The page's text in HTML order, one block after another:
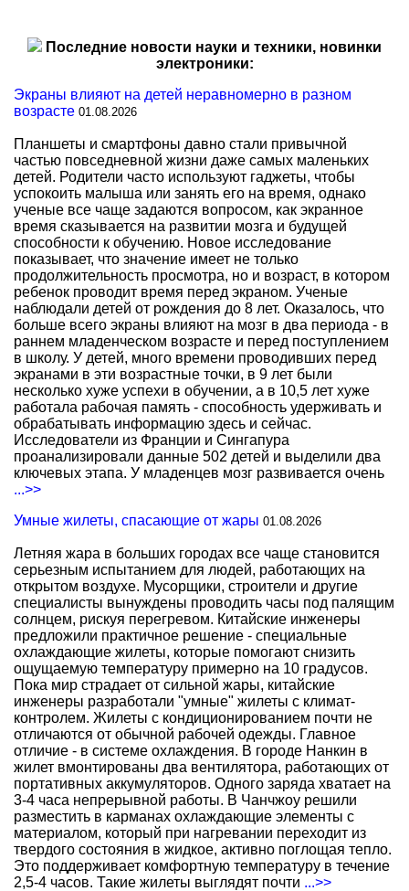
Последние новости науки и техники, новинки
электроники:
Экраны влияют на детей неравномерно в разном
возрасте 01.08.2026
Планшеты и смартфоны давно стали привычной
частью повседневной жизни даже самых маленьких
детей. Родители часто используют гаджеты, чтобы
успокоить малыша или занять его на время, однако
ученые все чаще задаются вопросом, как экранное
время сказывается на развитии мозга и будущей
способности к обучению. Новое исследование
показывает, что значение имеет не только
продолжительность просмотра, но и возраст, в котором
ребенок проводит время перед экраном. Ученые
наблюдали детей от рождения до 8 лет. Оказалось, что
больше всего экраны влияют на мозг в два периода - в
раннем младенческом возрасте и перед поступлением
в школу. У детей, много времени проводивших перед
экранами в эти возрастные точки, в 9 лет были
несколько хуже успехи в обучении, а в 10,5 лет хуже
работала рабочая память - способность удерживать и
обрабатывать информацию здесь и сейчас.
Исследователи из Франции и Сингапура
проанализировали данные 502 детей и выделили два
ключевых этапа. У младенцев мозг развивается очень
...>>
Умные жилеты, спасающие от жары 01.08.2026
Летняя жара в больших городах все чаще становится
серьезным испытанием для людей, работающих на
открытом воздухе. Мусорщики, строители и другие
специалисты вынуждены проводить часы под палящим
солнцем, рискуя перегревом. Китайские инженеры
предложили практичное решение - специальные
охлаждающие жилеты, которые помогают снизить
ощущаемую температуру примерно на 10 градусов.
Пока мир страдает от сильной жары, китайские
инженеры разработали "умные" жилеты с климат-
контролем. Жилеты с кондиционированием почти не
отличаются от обычной рабочей одежды. Главное
отличие - в системе охлаждения. В городе Нанкин в
жилет вмонтированы два вентилятора, работающих от
портативных аккумуляторов. Одного заряда хватает на
3-4 часа непрерывной работы. В Чанчжоу решили
разместить в карманах охлаждающие элементы с
материалом, который при нагревании переходит из
твердого состояния в жидкое, активно поглощая тепло.
Это поддерживает комфортную температуру в течение
2,5-4 часов. Такие жилеты выглядят почти ...>>